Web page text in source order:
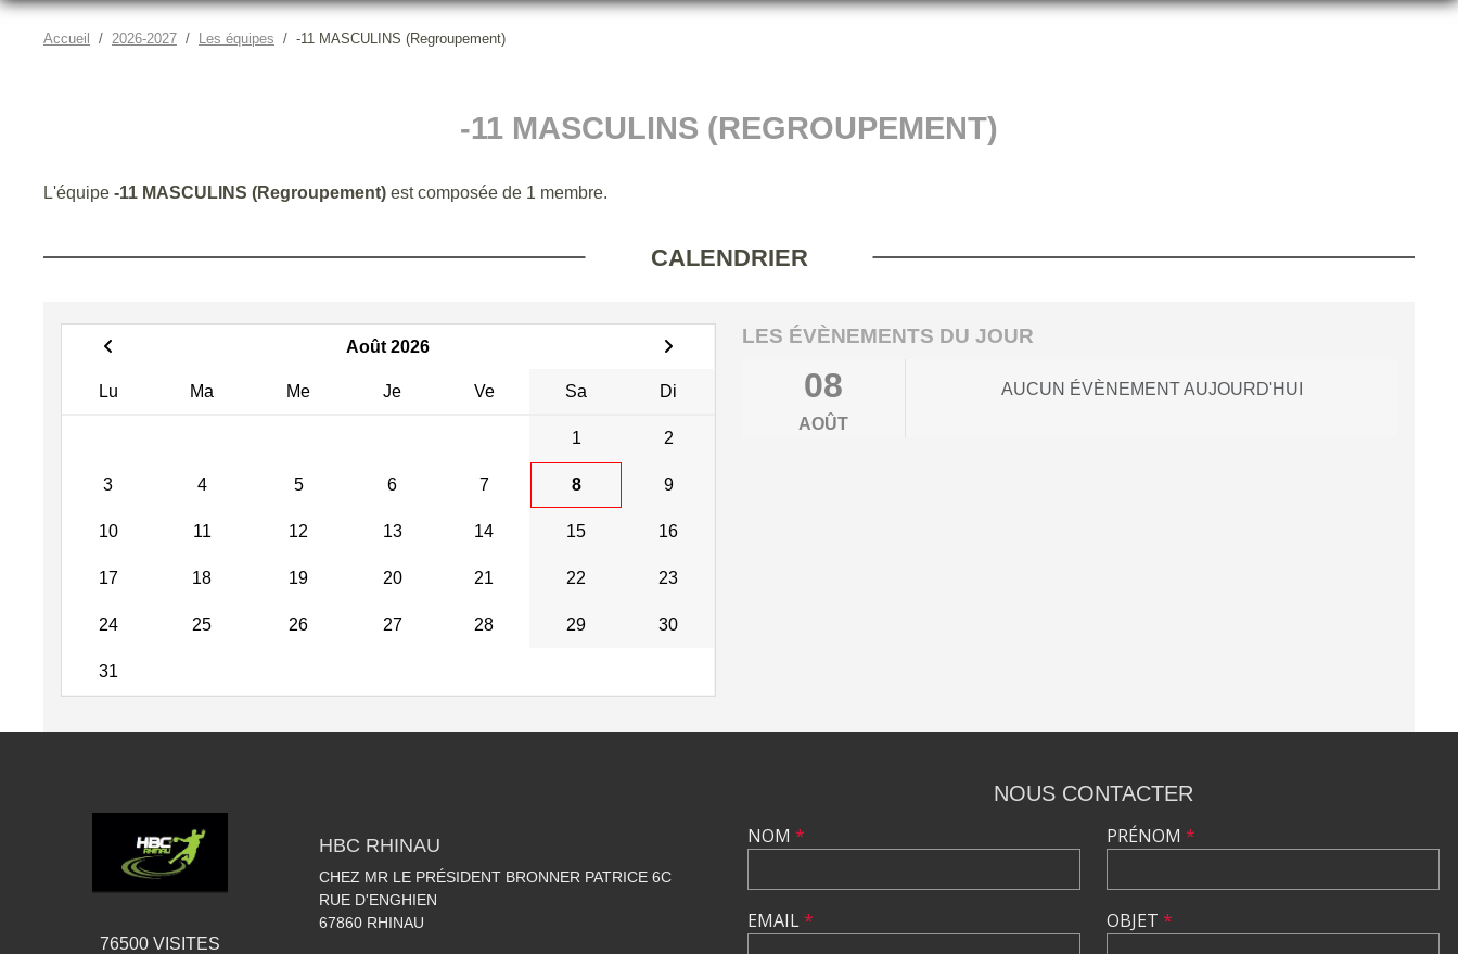
Accueil 2026-2027 Les équipes -11 MASCULINS (Regroupement)
-11 MASCULINS (REGROUPEMENT)
L'équipe -11 MASCULINS (Regroupement) est composée de 1 membre.
CALENDRIER
Août 2026
Lu Ma Me Je Ve Sa Di
1 2
3 4 5 6 7 8 9
10 11 12 13 14 15 16
17 18 19 20 21 22 23
24 25 26 27 28 29 30
31
LES ÉVÈNEMENTS DU JOUR
08
AOÛT
AUCUN ÉVÈNEMENT AUJOURD'HUI
76500VISITES
HBC RHINAU
CHEZ MR LE PRÉSIDENT BRONNER PATRICE 6C
RUE D'ENGHIEN
67860 RHINAU
NOUS CONTACTER
NOM *
EMAIL*
PRÉNOM *
OBJET *